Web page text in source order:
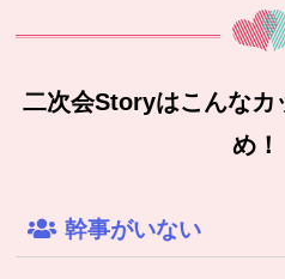
二次会Storyはこんなカ
め！
幹事がいない